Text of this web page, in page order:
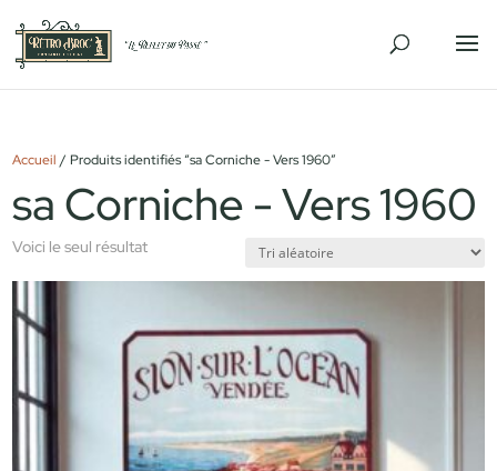
Accueil / Produits identifiés “sa Corniche - Vers 1960”
sa Corniche - Vers 1960
Voici le seul résultat